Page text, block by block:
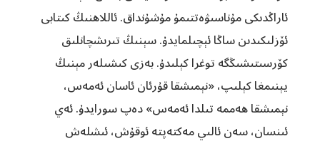
ئاراڭدىكى مۇناسىۋەتتىمۇ مۇشۇنداق. ئاللاھنىڭ كىتابى
ئۆزلىكىدىن ساڭا ئېچىلمايدۇ. سېنىڭ تىرىشچانلىق
كۆرسىتىشىڭگە توغرا كېلىدۇ. بەزى كىشىلەر مېنىڭ
يېنىمغا كېلىپ، «نېمىشقا قۇرئان ئاسان ئەمەس،
نېمىشقا ھەممە تىلدا ئەمەس» دەپ سورايدۇ. ئەي
ئىنسان، سەن ئالىي مەكتەپتە ئوقۇش، ئىشلەش